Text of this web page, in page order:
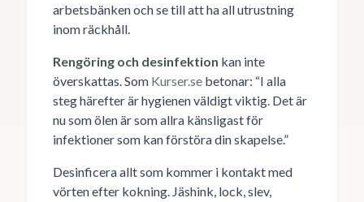
arbetsbänken och se till att ha all utrustning
inom räckhåll.
Rengöring och desinfektion kan inte
överskattas. Som Kurser.se betonar: “I alla
steg härefter är hygienen väldigt viktig. Det är
nu som ölen är som allra känsligast för
infektioner som kan förstöra din skapelse.”
Desinficera allt som kommer i kontakt med
vörten efter kokning. Jäshink, lock, slev,